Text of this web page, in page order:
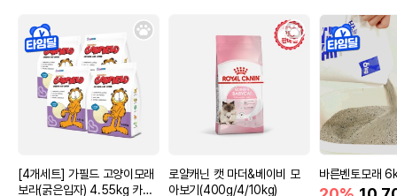
[4개세트] 가필드 고양이모래
보라(굵은입자) 4.55kg 카사
로얄캐닌 캣 마더&베이비 모
아보기(400g/4/10kg)
바른벤토모래